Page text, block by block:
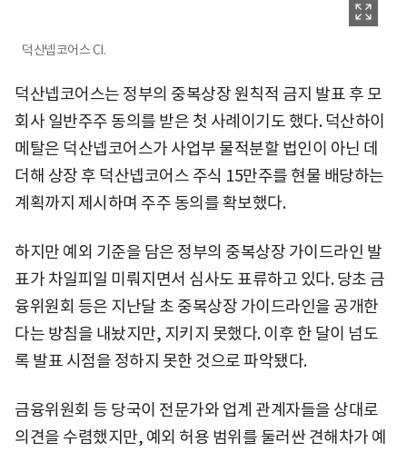
덕산넵코어스 CI.
덕산넵코어스는 정부의 중복상장 원칙적 금지 발표 후 모
회사 일반주주 동의를 받은 첫 사례이기도 했다. 덕산하이
메탈은 덕산넵코어스가 사업부 물적분할 법인이 아닌 데
더해 상장 후 덕산넵코어스 주식 15만주를 현물 배당하는
계획까지 제시하며 주주 동의를 확보했다.
하지만 예외 기준을 담은 정부의 중복상장 가이드라인 발
표가 차일피일 미뤄지면서 심사도 표류하고 있다. 당초 금
융위원회 등은 지난달 초 중복상장 가이드라인을 공개한
다는 방침을 내놨지만, 지키지 못했다. 이후 한 달이 넘도
록 발표 시점을 정하지 못한 것으로 파악됐다.
금융위원회 등 당국이 전문가와 업계 관계자들을 상대로
의견을 수렴했지만, 예외 허용 범위를 둘러싼 견해차가 예